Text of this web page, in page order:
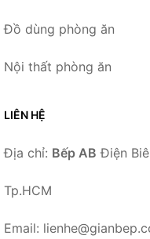
Đồ dùng phòng ăn
Nội thất phòng ăn
LIÊN HỆ
Địa chỉ: Bếp AB Điện
Tp.HCM
Email: